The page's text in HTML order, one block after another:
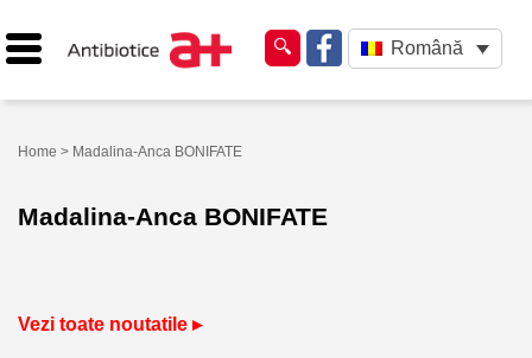
Română
Home > Madalina-Anca BONIFATE
Madalina-Anca BONIFATE
Vezi toate noutatile ▸